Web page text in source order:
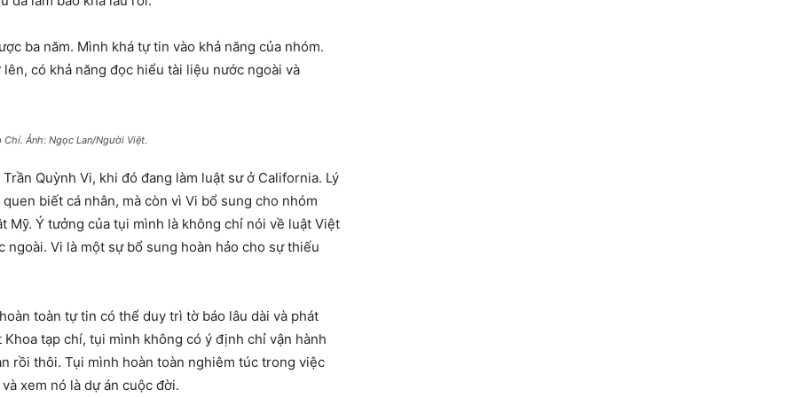
ba năm. Mình khá tự tin vào khả năng của nhóm.
có khả năng đọc hiểu tài liệu nước ngoài và
Ảnh: Ngọc Lan/Người Việt.
Quỳnh Vi, khi đó đang làm luật sư ở California. Lý
biết cá nhân, mà còn vì Vi bổ sung cho nhóm
Ý tưởng của tụi mình là không chỉ nói về luật Việt
ngoài. Vi là một sự bổ sung hoàn hảo cho sự thiếu
toàn tự tin có thể duy trì tờ báo lâu dài và phát
tạp chí, tụi mình không có ý định chỉ vận hành
rồi thôi. Tụi mình hoàn toàn nghiêm túc trong việc
xem nó là dự án cuộc đời.